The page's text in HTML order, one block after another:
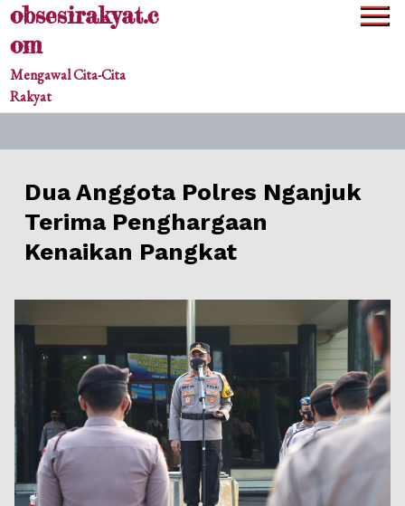
Skipobsesirakyat.c
om
Mengawal Cita-Cita
Rakyat
Dua Anggota Polres Nganjuk
Terima Penghargaan
Kenaikan Pangkat